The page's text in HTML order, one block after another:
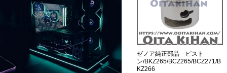
ゼノア純正部品 ピスト
ン/BKZ265/BCZ265/BCZ271/B
KZ266